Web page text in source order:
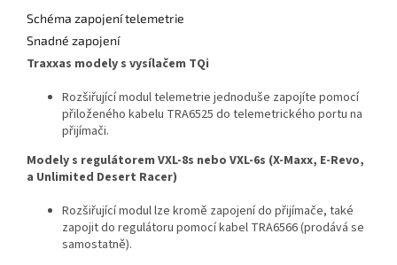
Schéma zapojení telemetrie
Snadné zapojení
Traxxas modely s vysílačem TQi
Rozšiřující modul telemetrie jednoduše zapojíte pomocí
přiloženého kabelu TRA6525 do telemetrického portu na
přijímači.
Modely s regulátorem VXL-8s nebo VXL-6s (X-Maxx, E-Revo,
a Unlimited Desert Racer)
Rozšiřující modul lze kromě zapojení do přijímače, také
zapojit do regulátoru pomocí kabel TRA6566 (prodává se
samostatně).